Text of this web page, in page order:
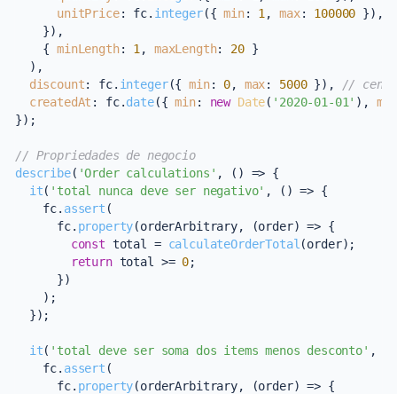
unitPrice: fc. integer({ min: 1 , max: 100000 }),
    }),
    {
minLength: 1 , maxLength: 20 }
  ),
discount: fc. integer({ min: 0, max: 5000 }),
//
createdAt : fc.date({ min: new Date( '2020-01-01' ), max
});
// Propriedades de negocio
describe( 'Order calculations' , () => {
it( 'total nunca deve ser negativo' , () => {
    fc.
assert (
      fc.
property(orderArbitrary, (order) => {
const total = calculateOrderTotal (order);
return total >= 0;
      })
    );
  });
it( 'total deve ser soma dos items menos desconto' ,
    fc.
assert (
      fc.
property(orderArbitrary, (order) => {